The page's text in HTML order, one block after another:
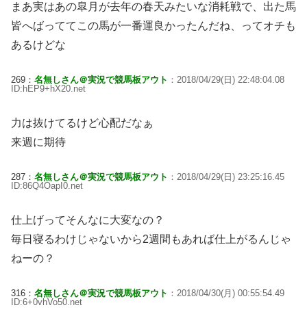
まあ実はあの皐月が去年の春天みたいな消耗戦で、出た馬
皆へばっててこの馬が一番運良かったんだね、ってオチも
あるけどな
269： 名無しさん＠実況で競馬板アウト ：2018/04/29(日) 22:48:04.08
ID:hEP9+hX20.net
力は抜けてるけど心配だなぁ
来週に期待
287： 名無しさん＠実況で競馬板アウト ：2018/04/29(日) 23:25:16.45
ID:86Q4OapI0.net
仕上げってそんなに大変なの？
毎日寝るわけじゃないから2週間もあれば仕上がるんじゃ
ねーの？
316： 名無しさん＠実況で競馬板アウト ：2018/04/30(月) 00:55:54.49
ID:6+0vhVo50.net